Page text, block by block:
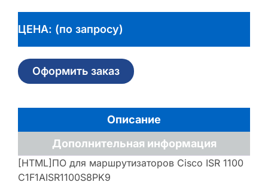
ЦЕНА: (по запросу)
Оформить заказ
Описание
Дополнительная информация
[HTML]ПО для маршрутизаторов Cisco ISR 1100
C1F1AISR1100S8PK9